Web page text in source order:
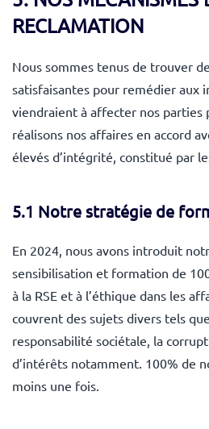
RECLAMATION
Nous sommes tenus de trouver
satisfaisantes pour remédier aux
viendraient à affecter nos parties
réalisons nos affaires en accord
élevés d’intégrité, constitué par
5.1 Notre stratégie de
En 2024, nous avons introduit
sensibilisation et formation de
à la RSE et à l’éthique dans les
couvrent des sujets divers tels
responsabilité sociétale, la
d’intérêts notamment. 100% de
moins une fois.